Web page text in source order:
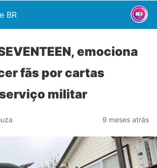
BR
emociona
fãs por cartas
militar
9 meses atrás